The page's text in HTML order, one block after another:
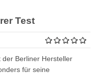
Test
der Berliner Hersteller
für seine